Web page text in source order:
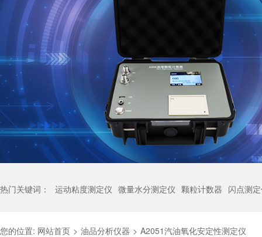
热门关键词： 运动粘度测定仪 微量水分测定仪 颗粒计数器 闪点测
您的位置: 网站首页 > 油品分析仪器 > A2051汽油氧化安定性测定仪